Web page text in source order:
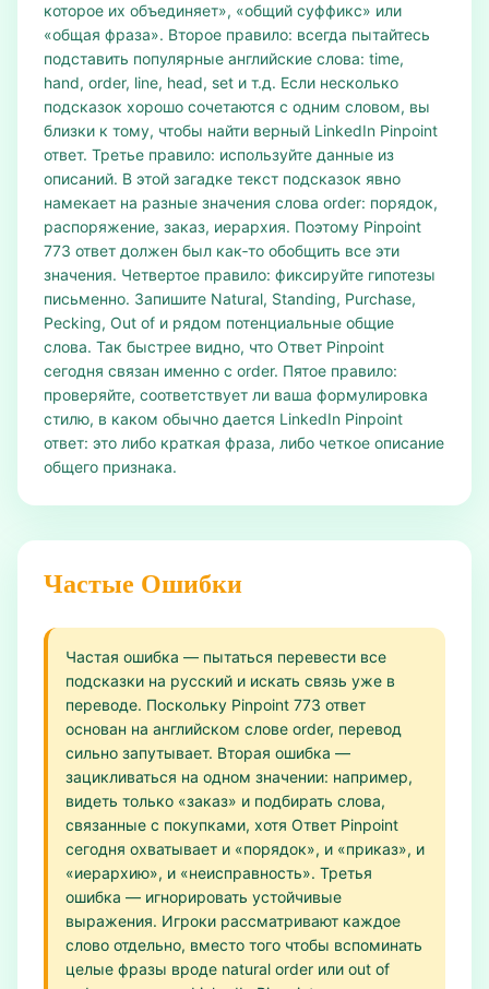
которое их объединяет», «общий суффикс» или
«общая фраза». Второе правило: всегда пытайтесь
подставить популярные английские слова: time,
hand, order, line, head, set и т.д. Если несколько
подсказок хорошо сочетаются с одним словом, вы
близки к тому, чтобы найти верный LinkedIn Pinpoint
ответ. Третье правило: используйте данные из
описаний. В этой загадке текст подсказок явно
намекает на разные значения слова order: порядок,
распоряжение, заказ, иерархия. Поэтому Pinpoint
773 ответ должен был как‑то обобщить все эти
значения. Четвертое правило: фиксируйте гипотезы
письменно. Запишите Natural, Standing, Purchase,
Pecking, Out of и рядом потенциальные общие
слова. Так быстрее видно, что Ответ Pinpoint
сегодня связан именно с order. Пятое правило:
проверяйте, соответствует ли ваша формулировка
стилю, в каком обычно дается LinkedIn Pinpoint
ответ: это либо краткая фраза, либо четкое описание
общего признака.
Частые Ошибки
Частая ошибка — пытаться перевести все
подсказки на русский и искать связь уже в
переводе. Поскольку Pinpoint 773 ответ
основан на английском слове order, перевод
сильно запутывает. Вторая ошибка —
зацикливаться на одном значении: например,
видеть только «заказ» и подбирать слова,
связанные с покупками, хотя Ответ Pinpoint
сегодня охватывает и «порядок», и «приказ», и
«иерархию», и «неисправность». Третья
ошибка — игнорировать устойчивые
выражения. Игроки рассматривают каждое
слово отдельно, вместо того чтобы вспоминать
целые фразы вроде natural order или out of